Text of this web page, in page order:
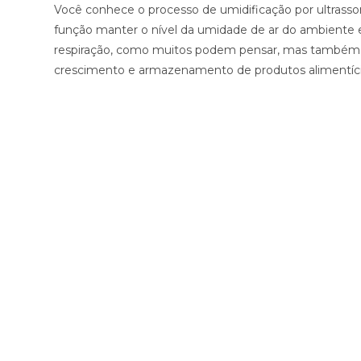
Você conhece o processo de umidificação por
função manter o nível da umidade de ar do
respiração, como muitos podem pensar, mas
crescimento e armazenamento de produtos